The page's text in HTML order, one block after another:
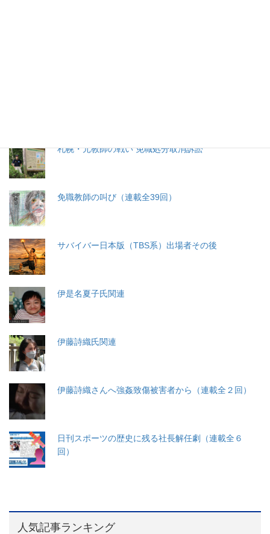
札幌・元教師の戦い 免職処分取消訴訟
免職教師の叫び（連載全39回）
サバイバー日本版（TBS系）出場者その後
伊是名夏子氏関連
伊藤詩織氏関連
伊藤詩織さんへ強姦致傷被害者から（連載全２回）
日刊スポーツの歴史に残る社長解任劇（連載全６
回）
人気記事ランキング